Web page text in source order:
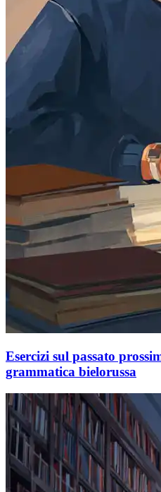
Esercizi sul passato
grammatica bielorussa